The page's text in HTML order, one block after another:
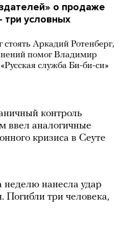
о продаже
три условных
Аркадий Ротенберг,
помог Владимир
служба Би-би-си»
контроль
ввел аналогичные
кризиса в Сеуте
неделю нанесла удар
Погибли три человека,